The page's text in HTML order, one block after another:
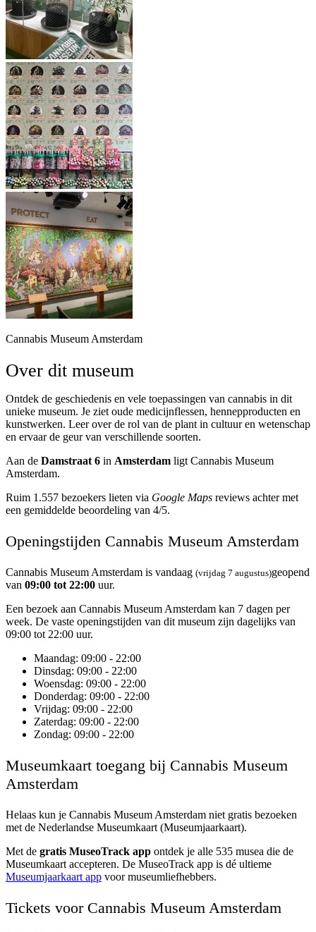
Cannabis Museum Amsterdam
Over dit museum
Ontdek de geschiedenis en vele toepassingen van cannabis in dit
unieke museum. Je ziet oude medicijnflessen, hennepproducten en
kunstwerken. Leer over de rol van de plant in cultuur en wetenschap
en ervaar de geur van verschillende soorten.
Aan de Damstraat 6 in Amsterdam ligt Cannabis Museum
Amsterdam.
Ruim 1.557 bezoekers lieten via Google Maps reviews achter met
een gemiddelde beoordeling van 4/5.
Openingstijden Cannabis Museum Amsterdam
Cannabis Museum Amsterdam is vandaag (vrijdag 7 augustus)geopend
van 09:00 tot 22:00 uur.
Een bezoek aan Cannabis Museum Amsterdam kan 7 dagen per
week. De vaste openingstijden van dit museum zijn dagelijks van
09:00 tot 22:00 uur.
Maandag: 09:00 - 22:00
Dinsdag: 09:00 - 22:00
Woensdag: 09:00 - 22:00
Donderdag: 09:00 - 22:00
Vrijdag: 09:00 - 22:00
Zaterdag: 09:00 - 22:00
Zondag: 09:00 - 22:00
Museumkaart toegang bij Cannabis Museum
Amsterdam
Helaas kun je Cannabis Museum Amsterdam niet gratis bezoeken
met de Nederlandse Museumkaart (Museumjaarkaart).
Met de gratis MuseoTrack app ontdek je alle 535 musea die de
Museumkaart accepteren. De MuseoTrack app is dé ultieme
Museumjaarkaart app voor museumliefhebbers.
Tickets voor Cannabis Museum Amsterdam